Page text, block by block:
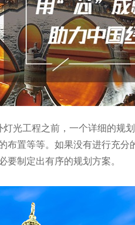
光工程之前，一个详细的规
置等等。如果没有进行充
制定出有序的规划方案。